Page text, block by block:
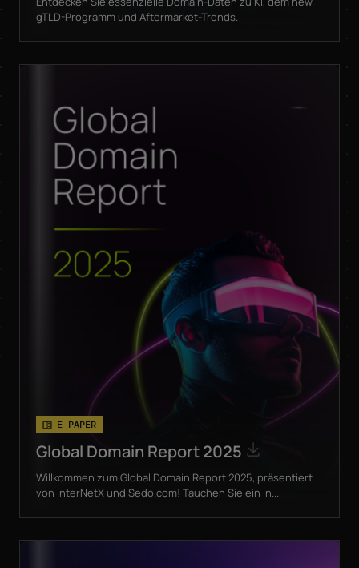
gTLD-Programm und Aftermarket-Trends.
E-PAPER
Global Domain Report 2025
Willkommen zum Global Domain Report 2025, präsentiert
von InterNetX und Sedo.com! Tauchen Sie ein in...